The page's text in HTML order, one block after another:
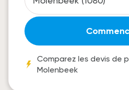
Comparez les devis de
Molenbeek